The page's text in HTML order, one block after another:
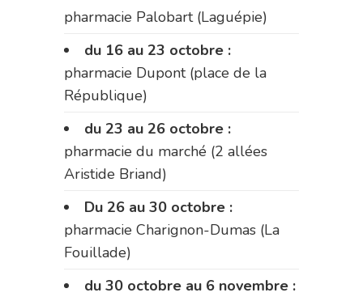
pharmacie Palobart (Laguépie)
du 16 au 23 octobre :
pharmacie Dupont (place de la
République)
du 23 au 26 octobre :
pharmacie du marché (2 allées
Aristide Briand)
Du 26 au 30 octobre :
pharmacie Charignon-Dumas (La
Fouillade)
du 30 octobre au 6 novembre :